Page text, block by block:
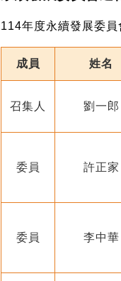
114年度永續發展委員
成員 姓名
召集人 劉一郎
委員 許正家
委員 李中華